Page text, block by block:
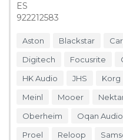
HOMEMAP LOCATIONS
ES
922212583
Aston
Blackstar
Digitech
Focusrite
HK Audio
JHS Korg
Meinl
Mooer
Oberheim
Oqan Audio
Proel
Reloop